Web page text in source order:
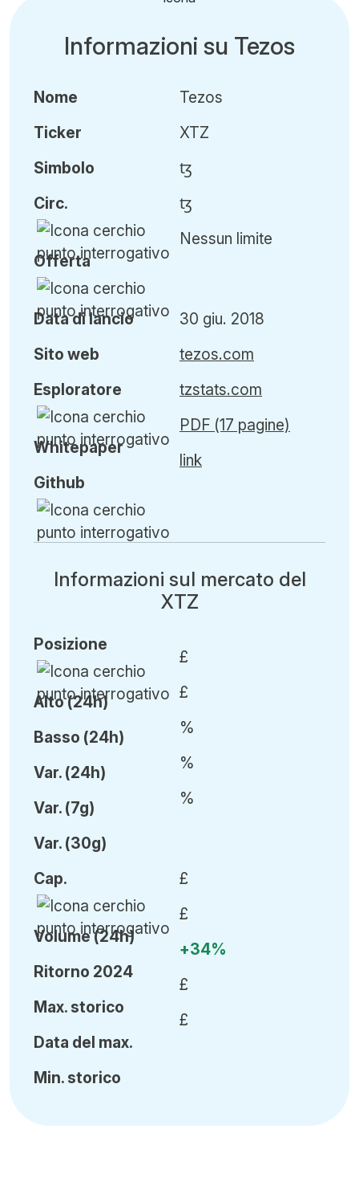
Informazioni su Tezos
Nome
Ticker
Simbolo
Circ.
Offerta
Tezos
XTZ
ꜩ
ꜩ
Nessun limite
Data di lancio
Sito web
Esploratore
Whitepaper
Github
30 giu. 2018
tezos.com
tzstats.com
PDF (17 pagine)
link
Informazioni sul mercato del
XTZ
Posizione
Alto (24h)
Basso (24h)
Var. (24h)
Var. (7g)
Var. (30g)
£
£
%
%
%
Cap.
Volume (24h)
Ritorno 2024
Max. storico
Data del max.
Min. storico
£
£
+34%
£
£